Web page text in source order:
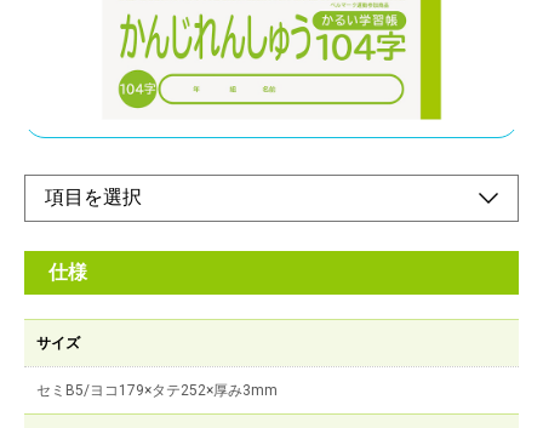
従来品と同様。ベルマーク運動参加商品このノートの売り上げの
一部は「あしなが育英会」に寄付されます
仕様
サイズ
セミB5/ヨコ179×タテ252×厚み3mm